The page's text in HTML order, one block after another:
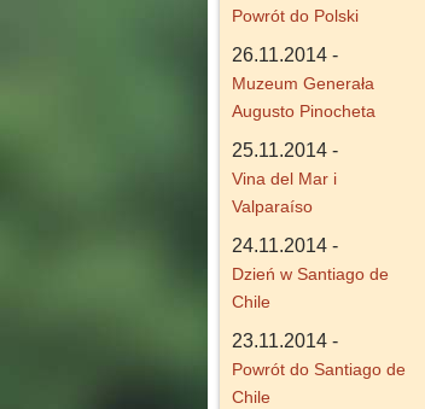
Powrót do Polski
26.11.2014 -
Muzeum Generała
Augusto Pinocheta
25.11.2014 -
Vina del Mar i
Valparaíso
24.11.2014 -
Dzień w Santiago de
Chile
23.11.2014 -
Powrót do Santiago de
Chile